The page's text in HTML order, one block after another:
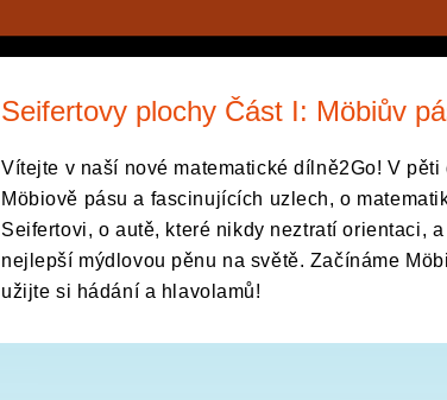
Seifertovy plochy Část I: Möbiův
Vítejte v naší nové matematické dílně2Go! V
Möbiově pásu a fascinujících uzlech, o
Seifertovi, o autě, které nikdy neztratí orientaci,
nejlepší mýdlovou pěnu na světě. Začínáme
užijte si hádání a hlavolamů!